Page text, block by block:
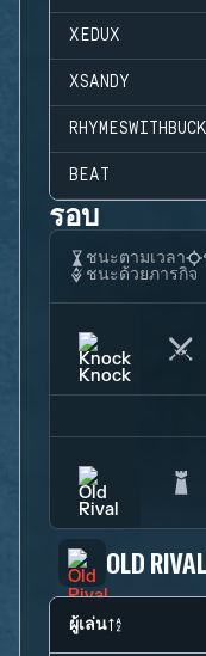
XEDUX
XSANDY
RHYMESWITHBUCK
BEAT
รอบ
ชนะตามเวลา
ชนะด้วยภารกิจ
OLD RIVAL
ผู้เล่น